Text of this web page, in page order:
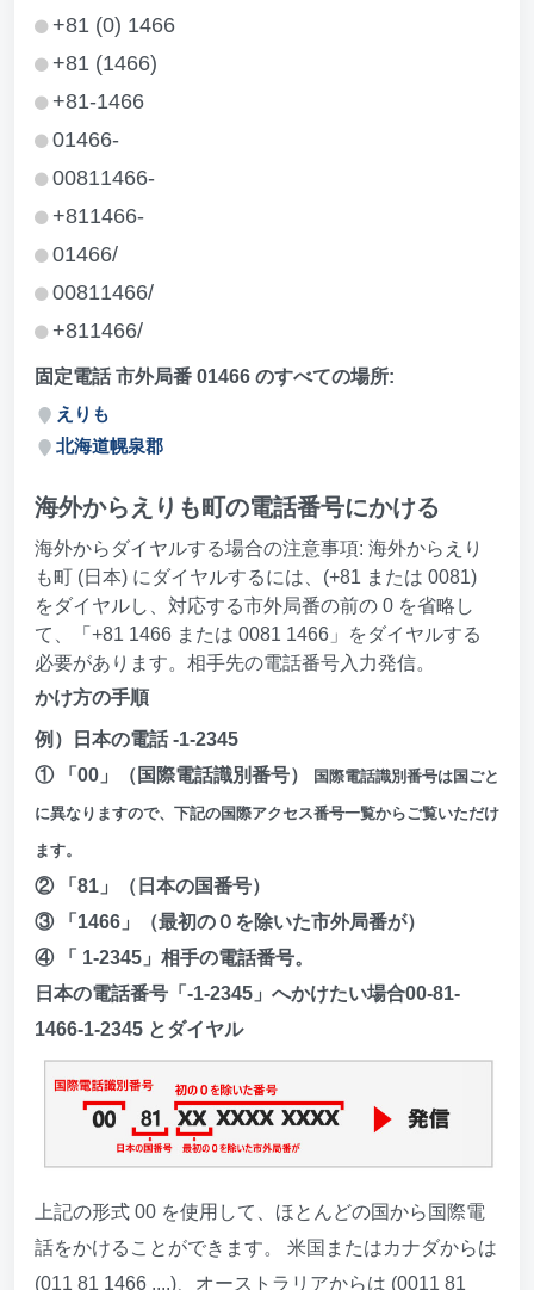
+81 (0) 1466
+81 (1466)
+81-1466
01466-
00811466-
+811466-
01466/
00811466/
+811466/
固定電話 市外局番 01466 のすべての場所:
えりも
北海道幌泉郡
海外からえりも町の電話番号にかける
海外からダイヤルする場合の注意事項: 海外からえり
も町 (日本) にダイヤルするには、(+81 または 0081)
をダイヤルし、対応する市外局番の前の 0 を省略し
て、「+81 1466 または 0081 1466」をダイヤルする
必要があります。相手先の電話番号入力発信。
かけ方の手順
例）日本の電話 -1-2345
① 「00」（国際電話識別番号）
国際電話識別番号は国ごと
に異なりますので、下記の国際アクセス番号一覧からご覧いただけ
ます。
② 「81」（日本の国番号）
③ 「1466」（最初の０を除いた市外局番が）
④ 「 1-2345」相手の電話番号。
日本の電話番号「-1-2345」へかけたい場合00-81-
1466-1-2345 とダイヤル
上記の形式 00 を使用して、ほとんどの国から国際電
話をかけることができます。 米国またはカナダからは
(011 81 1466 ....)、オーストラリアからは (0011 81